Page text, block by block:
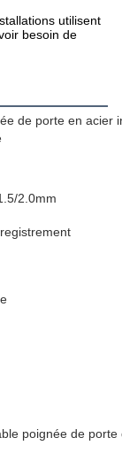
utilisent
besoin de
de porte en acier
2.0mm
poignée de